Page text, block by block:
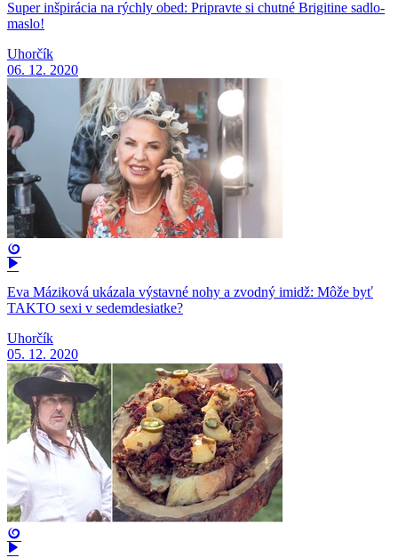
Super inšpirácia na rýchly obed: Pripravte si chutné Brigitine sadlo-
maslo!
Uhorčík
06. 12. 2020
Eva Máziková ukázala výstavné nohy a zvodný imidž: Môže byť
TAKTO sexi v sedemdesiatke?
Uhorčík
05. 12. 2020